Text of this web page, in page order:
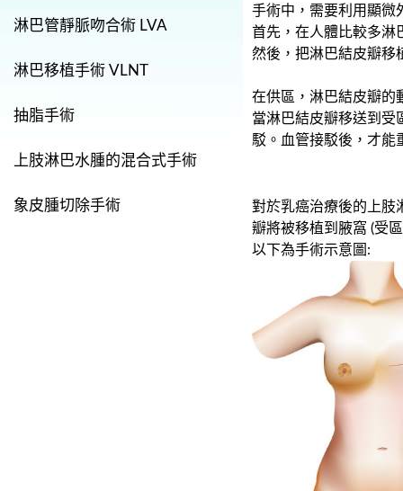
淋巴管靜脈吻合術 LVA
淋巴移植手術 VLNT
抽脂手術
上肢淋巴水腫的混合式手術
象皮腫切除手術
手術中 ， 需要利用顯微
首先 ， 在人體比較多淋
然後 ， 把淋巴結皮瓣移
在供區 ， 淋巴結皮瓣的
當淋巴結皮瓣移送到受
駁 。 血管接駁後，才能
對於乳癌治療後的 上
瓣將被移植到 腋窩 (受區
以下為手術示意圖: